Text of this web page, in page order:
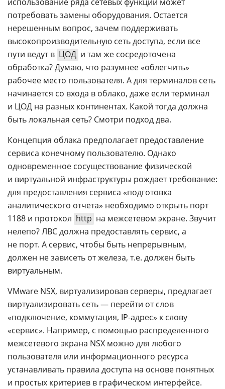
использование ряда сетевых функций может
потребовать замены оборудования. Остается
нерешенным вопрос, зачем поддерживать
высокопроизводительную сеть доступа, если все
пути ведут в ЦОД и там же сосредоточена
обработка? Думаю, что разумнее «облегчить»
рабочее место пользователя. А для терминалов сеть
начинается со входа в облако, даже если терминал
и ЦОД на разных континентах. Какой тогда должна
быть локальная сеть? Смотри подход два.
Концепция облака предполагает предоставление
сервиса конечному пользователю. Однако
одновременное сосуществование физической
и виртуальной инфраструктуры рождает требование:
для предоставления сервиса «подготовка
аналитического отчета» необходимо открыть порт
1188 и протокол http на межсетевом экране. Звучит
нелепо? ЛВС должна предоставлять сервис, а
не порт. А сервис, чтобы быть непрерывным,
должен не зависеть от железа, т.е. должен быть
виртуальным.
VMware NSX, виртуализировав серверы, предлагает
виртуализировать сеть — перейти от слов
«подключение, коммутация, IP-адрес» к слову
«сервис». Например, с помощью распределенного
межсетевого экрана NSX можно для любого
пользователя или информационного ресурса
устанавливать правила доступа на основе понятных
и простых критериев в графическом интерфейсе.